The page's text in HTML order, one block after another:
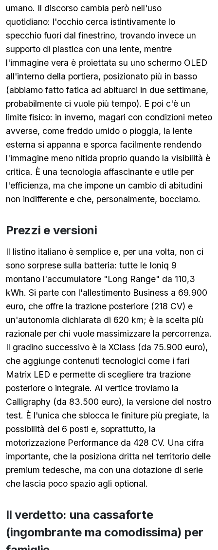
umano. Il discorso cambia però nell'uso
quotidiano: l'occhio cerca istintivamente lo
specchio fuori dal finestrino, trovando invece un
supporto di plastica con una lente, mentre
l'immagine vera è proiettata su uno schermo OLED
all'interno della portiera, posizionato più in basso
(abbiamo fatto fatica ad abituarci in due settimane,
probabilmente ci vuole più tempo). E poi c'è un
limite fisico: in inverno, magari con condizioni meteo
avverse, come freddo umido o pioggia, la lente
esterna si appanna e sporca facilmente rendendo
l'immagine meno nitida proprio quando la visibilità è
critica. È una tecnologia affascinante e utile per
l'efficienza, ma che impone un cambio di abitudini
non indifferente e che, personalmente, bocciamo.
Prezzi e versioni
Il listino italiano è semplice e, per una volta, non ci
sono sorprese sulla batteria: tutte le Ioniq 9
montano l'accumulatore "Long Range" da 110,3
kWh. Si parte con l'allestimento Business a 69.900
euro, che offre la trazione posteriore (218 CV) e
un'autonomia dichiarata di 620 km; è la scelta più
razionale per chi vuole massimizzare la percorrenza.
Il gradino successivo è la XClass (da 75.900 euro),
che aggiunge contenuti tecnologici come i fari
Matrix LED e permette di scegliere tra trazione
posteriore o integrale. Al vertice troviamo la
Calligraphy (da 83.500 euro), la versione del nostro
test. È l'unica che sblocca le finiture più pregiate, la
possibilità dei 6 posti e, soprattutto, la
motorizzazione Performance da 428 CV. Una cifra
importante, che la posiziona dritta nel territorio delle
premium tedesche, ma con una dotazione di serie
che lascia poco spazio agli optional.
Il verdetto: una cassaforte
(ingombrante ma comodissima) per